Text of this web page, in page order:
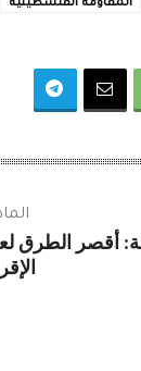
المقاومة الفلسطينية
أقصر الطرق